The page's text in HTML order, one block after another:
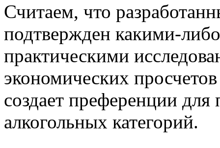
Считаем, что
подтвержден какими-
практическими
экономических
создает преференции для
алкогольных категорий.